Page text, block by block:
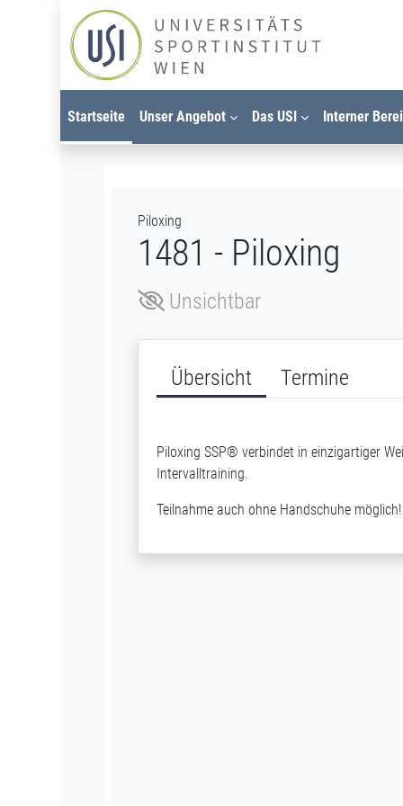
Zum Hauptinhalt
Startseite Unser Angebot Das USI Interner
Piloxing
1481 - Piloxing
Unsichtbar
Übersicht Termine
Piloxing SSP® verbindet in einzigartiger
Intervalltraining.
Teilnahme auch ohne Handschuhe möglich!